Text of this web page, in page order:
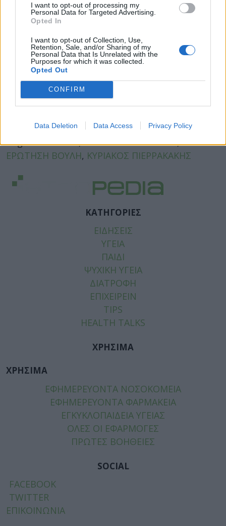
I want to opt-out of processing my
Personal Data for Targeted Advertising.
Opted In
I want to opt-out of Collection, Use,
Retention, Sale, and/or Sharing of my
Personal Data that Is Unrelated with the
Purposes for which it was collected.
Opted Out
CONFIRM
Data Deletion Data Access Privacy Policy
Twitter
Tags:PREDATOR,ΓΙΑΝΝΗΣ ΡΑΓΚΟΥΣΗΣ,
ΕΡΩΤΗΣΗ ΒΟΥΛΗ, ΚΥΡΙΑΚΟΣ ΠΙΕΡΡΑΚΑΚΗΣ
ΚΑΤΗΓΟΡΙΕΣ
ΕΙΔΗΣΕΙΣ
ΥΓΕΙΑ
ΠΑΙΔΙ
ΨΥΧΙΚΗ ΥΓΕΙΑ
ΔΙΑΤΡΟΦΗ
ΕΠΙΧΕΙΡΕΙΝ
TIPS
HEALTH TALKS
ΧΡΗΣΙΜΑ
ΧΡΗΣΙΜΑ
ΕΦΗΜΕΡΕΥΟΝΤΑ ΝΟΣΟΚΟΜΕΙΑ
ΕΦΗΜΕΡΕΥΟΝΤΑ ΦΑΡΜΑΚΕΙΑ
ΕΓΚΥΚΛΟΠΑΙΔΕΙΑ ΥΓΕΙΑΣ
ΟΛΕΣ ΟΙ ΕΦΑΡΜΟΓΕΣ
ΠΡΩΤΕΣ ΒΟΗΘΕΙΕΣ
SOCIAL
FACEBOOK
TWITTER
ΕΠΙΚΟΙΝΩΝΙΑ